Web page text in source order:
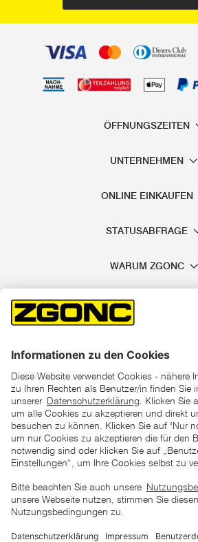
ÖFFNUNGSZEITEN
UNTERNEHMEN
ONLINE EINKAUFEN
STATUSABFRAGE
WARUM ZGONC
*der "statt"-Preis ist der niedrigste von
Tagen vor Beginn dieser
unter den UVP Preisen auf